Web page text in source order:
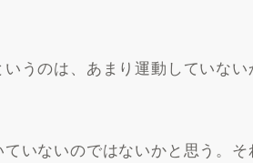
うのは、あまり運動していな
いないのではないかと思う。そ